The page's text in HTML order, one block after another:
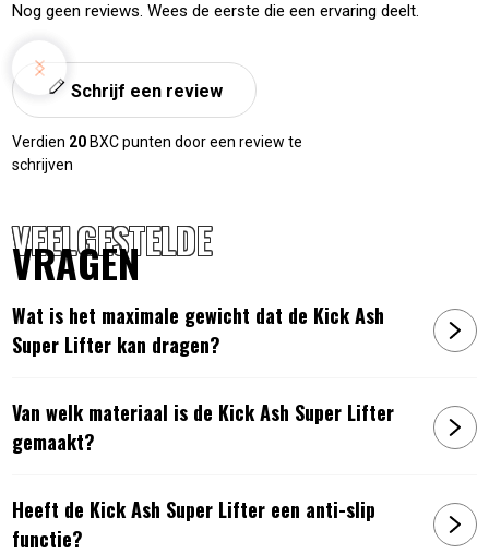
Nog geen reviews. Wees de eerste die een ervaring deelt.
Schrijf een review
Verdien 20 BXC punten door een review te
schrijven
VEELGESTELDE
VRAGEN
Wat is het maximale gewicht dat de Kick Ash
Super Lifter kan dragen?
Van welk materiaal is de Kick Ash Super Lifter
gemaakt?
Heeft de Kick Ash Super Lifter een anti-slip
functie?